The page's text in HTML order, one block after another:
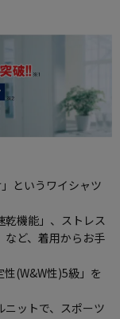
というワイシャツ
機能」、ストレス
など、着用からお手
(W&W性)5級」を
ニットで、スポーツ